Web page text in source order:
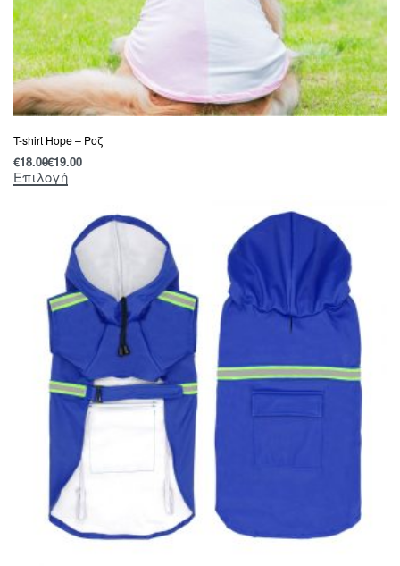
T-shirt Hope – Ροζ
€18.00€19.00
Επιλογή